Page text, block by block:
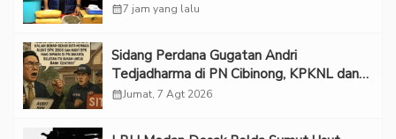
calendar_month7 jam yang lalu
Sidang Perdana Gugatan Andri
Tedjadharma di PN Cibinong, KPKNL dan
PUPN Mangkir
calendar_monthJumat, 7 Agt 2026